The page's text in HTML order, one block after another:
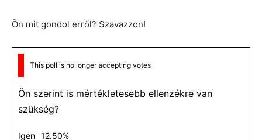
Ön mit gondol erről? Szavazzon!
This poll is no longer accepting votes
Ön szerint is mértékletesebb ellenzékre van
szükség?
Igen 12.50%